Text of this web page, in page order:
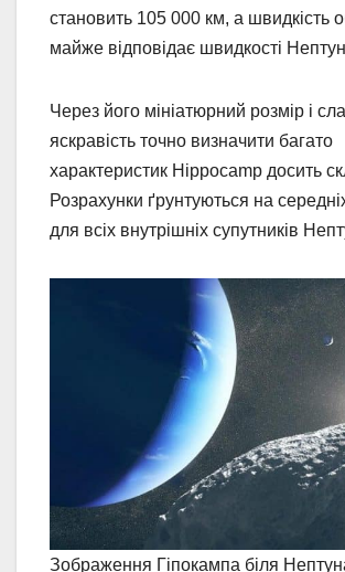
становить 105 000 км, а швидкість
майже відповідає швидкості
Через його мініатюрний розмір і
яскравість точно визначити багато
характеристик Hippocamp досить
Розрахунки ґрунтуються на
для всіх внутрішніх супутників
Зображення Гіпокампа біля